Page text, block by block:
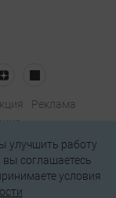
Реклама
улучшить работу
соглашаетесь
условия